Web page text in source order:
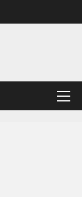
إلى
القائمة